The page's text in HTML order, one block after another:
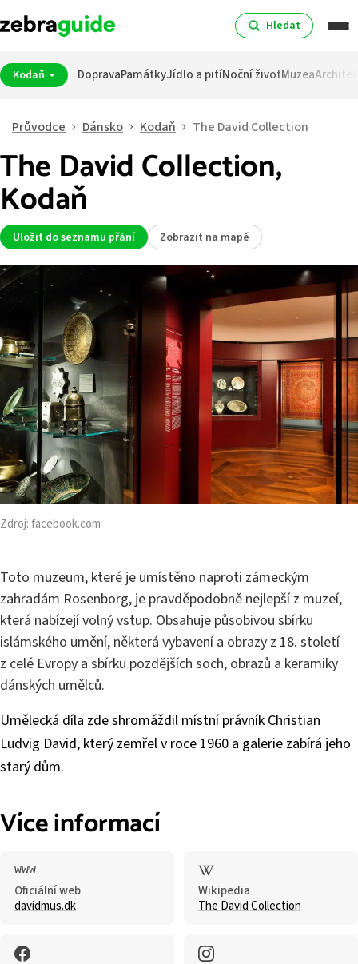
Hledat
Kodaň DopravaPamátkyJídlo a pitíNoční životMuzea
Průvodce Dánsko Kodaň The David Collection
The David Collection,
Kodaň
Uložit do seznamu přání Zobrazit na mapě
Zdroj:facebook.com
Toto muzeum, které je umístěno naproti zámeckým
zahradám Rosenborg, je pravděpodobně nejlepší z muzeí,
která nabízejí volný vstup. Obsahuje působivou sbírku
islámského umění, některá vybavení a obrazy z 18. století
z celé Evropy a sbírku pozdějších soch, obrazů a keramiky
dánských umělců.
Umělecká díla zde shromáždil místní právník Christian
Ludvig David, který zemřel v roce 1960 a galerie zabírá jeho
starý dům.
Více informací
Oficiální web
davidmus.dk
Wikipedia
The David Collection